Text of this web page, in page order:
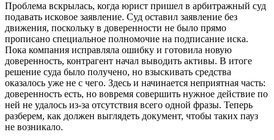
Проблема вскрылась, когда юрист пришел в арбитражный суд
подавать исковое заявление. Суд оставил заявление без
движения, поскольку в доверенности не было прямо
прописано специальное полномочие на подписание иска.
Пока компания исправляла ошибку и готовила новую
доверенность, контрагент начал выводить активы. В итоге
решение суда было получено, но взыскивать средства
оказалось уже не с чего. Здесь и начинается неприятная часть:
доверенность есть, но вовремя совершить нужное действие по
ней не удалось из-за отсутствия всего одной фразы. Теперь
разберем, как должен выглядеть документ, чтобы таких пауз
не возникало.